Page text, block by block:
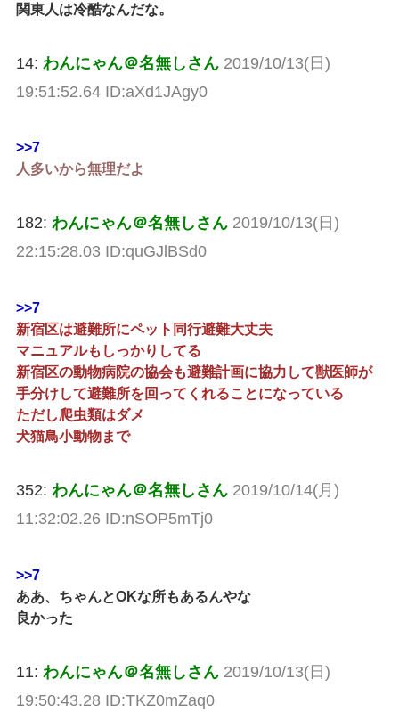
関東人は冷酷なんだな。
14: わんにゃん＠名無しさん 2019/10/13(日)
19:51:52.64 ID:aXd1JAgy0
>>7
人多いから無理だよ
182: わんにゃん＠名無しさん 2019/10/13(日)
22:15:28.03 ID:quGJlBSd0
>>7
新宿区は避難所にペット同行避難大丈夫
マニュアルもしっかりしてる
新宿区の動物病院の協会も避難計画に協力して獣医師が
手分けして避難所を回ってくれることになっている
ただし爬虫類はダメ
犬猫鳥小動物まで
352: わんにゃん＠名無しさん 2019/10/14(月)
11:32:02.26 ID:nSOP5mTj0
>>7
ああ、ちゃんとOKな所もあるんやな
良かった
11: わんにゃん＠名無しさん 2019/10/13(日)
19:50:43.28 ID:TKZ0mZaq0